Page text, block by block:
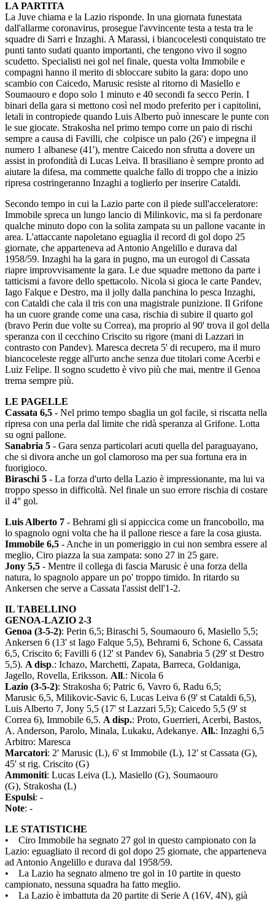
LA PARTITA
​​​​​​​La Juve chiama e la Lazio risponde. In una giornata funestata
dall'allarme coronavirus, prosegue l'avvincente testa a testa tra le
squadre di Sarri e Inzaghi. A Marassi, i biancocelesti conquistato tre
punti tanto sudati quanto importanti, che tengono vivo il sogno
scudetto. Specialisti nei gol nel finale, questa volta Immobile e
compagni hanno il merito di sbloccare subito la gara: dopo uno
scambio con Caicedo, Marusic resiste al ritorno di Masiello e
Soumaouro e dopo solo 1 minuto e 40 secondi fa secco Perin. I
binari della gara si mettono così nel modo preferito per i capitolini,
letali in contropiede quando Luis Alberto può innescare le punte con
le sue giocate. Strakosha nel primo tempo corre un paio di rischi
sempre a causa di Favilli, che colpisce un palo (26') e impegna il
numero 1 albanese (41'), mentre Caicedo non sfrutta a dovere un
assist in profondità di Lucas Leiva. Il brasiliano è sempre pronto ad
aiutare la difesa, ma commette qualche fallo di troppo che a inizio
ripresa costringeranno Inzaghi a toglierlo per inserire Cataldi.
Secondo tempo in cui la Lazio parte con il piede sull'acceleratore:
Immobile spreca un lungo lancio di Milinkovic, ma si fa perdonare
qualche minuto dopo con la solita zampata su un pallone vacante in
area. L'attaccante napoletano eguaglia il record di gol dopo 25
giornate, che apparteneva ad Antonio Angelillo e durava dal
1958/59. Inzaghi ha la gara in pugno, ma un eurogol di Cassata
riapre improvvisamente la gara. Le due squadre mettono da parte i
tatticismi a favore dello spettacolo. Nicola si gioca le carte Pandev,
Iago Falque e Destro, ma il jolly dalla panchina lo pesca Inzaghi,
con Cataldi che cala il tris con una magistrale punizione. Il Grifone
ha un cuore grande come una casa, rischia di subire il quarto gol
(bravo Perin due volte su Correa), ma proprio al 90' trova il gol della
speranza con il cecchino Criscito su rigore (mani di Lazzari in
contrasto con Pandev). Maresca decreta 5' di recupero, ma il muro
biancoceleste regge all'urto anche senza due titolari come Acerbi e
Luiz Felipe. Il sogno scudetto è vivo più che mai, mentre il Genoa
trema sempre più.
​​​​​​LE PAGELLE
Cassata 6,5 - Nel primo tempo sbaglia un gol facile, si riscatta nella
ripresa con una perla dal limite che ridà speranza al Grifone. Lotta
su ogni pallone.
Sanabria 5 - Gara senza particolari acuti quella del paraguayano,
che si divora anche un gol clamoroso ma per sua fortuna era in
fuorigioco.
Biraschi 5 - La forza d'urto della Lazio è impressionante, ma lui va
troppo spesso in difficoltà. Nel finale un suo errore rischia di costare
il 4° gol.
Luis Alberto 7 - Behrami gli si appiccica come un francobollo, ma
lo spagnolo ogni volta che ha il pallone riesce a fare la cosa giusta.
Immobile 6,5 - Anche in un pomeriggio in cui non sembra essere al
meglio, Ciro piazza la sua zampata: sono 27 in 25 gare.
Jony 5,5 - Mentre il collega di fascia Marusic è una forza della
natura, lo spagnolo appare un po' troppo timido. In ritardo su
Ankersen che serve a Cassata l'assist dell'1-2.
IL TABELLINO
GENOA-LAZIO 2-3
Genoa (3-5-2): Perin 6,5; Biraschi 5, Soumaouro 6, Masiello 5,5;
Ankersen 6 (13' st Iago Falque 5,5), Behrami 6, Schone 6, Cassata
6,5, Criscito 6; Favilli 6 (12' st Pandev 6), Sanabria 5 (29' st Destro
5,5). A disp.: Ichazo, Marchetti, Zapata, Barreca, Goldaniga,
Jagello, Rovella, Eriksson. All.: Nicola 6
Lazio (3-5-2): Strakosha 6; Patric 6, Vavro 6, Radu 6,5;
Marusic 6,5, Milikovic-Savic 6, Lucas Leiva 6 (9' st Cataldi 6,5),
Luis Alberto 7, Jony 5,5 (17' st Lazzari 5,5); Caicedo 5,5 (9' st
Correa 6), Immobile 6,5. A disp.: Proto, Guerrieri, Acerbi, Bastos,
A. Anderson, Parolo, Minala, Lukaku, Adekanye. All.: Inzaghi 6,5
Arbitro: Maresca
Marcatori: 2' Marusic (L), 6' st Immobile (L), 12' st Cassata (G),
45' st rig. Criscito (G)
Ammoniti: Lucas Leiva (L), Masiello (G), Soumaouro
(G), Strakosha (L)
Espulsi: -
Note: -
LE STATISTICHE
• Ciro Immobile ha segnato 27 gol in questo campionato con la
Lazio: eguagliato il record di gol dopo 25 giornate, che apparteneva
ad Antonio Angelillo e durava dal 1958/59.
• La Lazio ha segnato almeno tre gol in 10 partite in questo
campionato, nessuna squadra ha fatto meglio.
• La Lazio è imbattuta da 20 partite di Serie A (16V, 4N), già